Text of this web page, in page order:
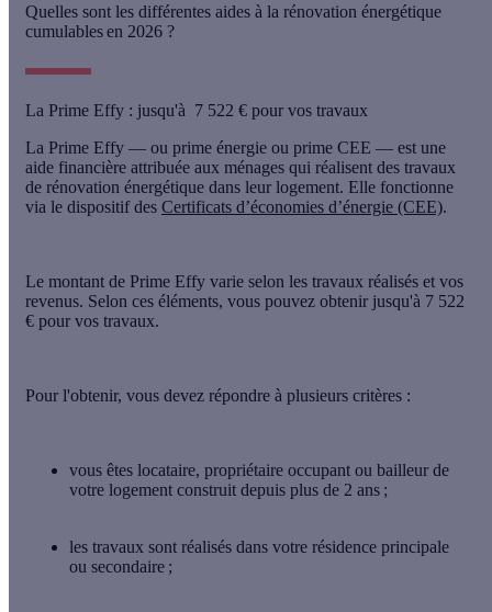
Quelles sont les différentes aides à la rénovation énergétique
cumulables en 2026 ?
La Prime Effy : jusqu'à 7 522 € pour vos travaux
La Prime Effy — ou prime énergie ou prime CEE — est une
aide financière attribuée aux ménages qui réalisent des travaux
de rénovation énergétique dans leur logement. Elle fonctionne
via le dispositif des Certificats d’économies d’énergie (CEE).
Le montant de Prime Effy varie selon les travaux réalisés et vos
revenus. Selon ces éléments, vous pouvez obtenir jusqu'à 7 522
€ pour vos travaux.
Pour l'obtenir, vous devez répondre à plusieurs critères :
vous êtes locataire, propriétaire occupant ou bailleur de
votre logement construit depuis plus de 2 ans ;
les travaux sont réalisés dans votre résidence principale
ou secondaire ;